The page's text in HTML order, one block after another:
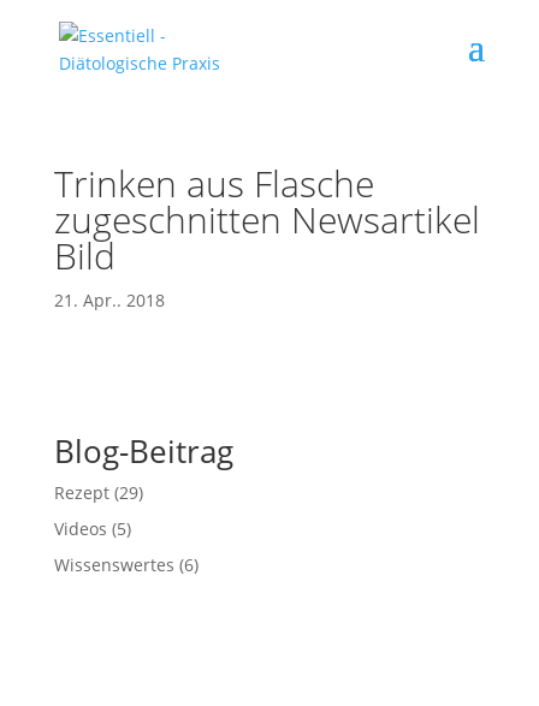
Trinken aus Flasche
zugeschnitten Newsartikel
Bild
21. Apr.. 2018
Blog-Beitrag
Rezept(29)
Videos (5)
Wissenswertes (6)